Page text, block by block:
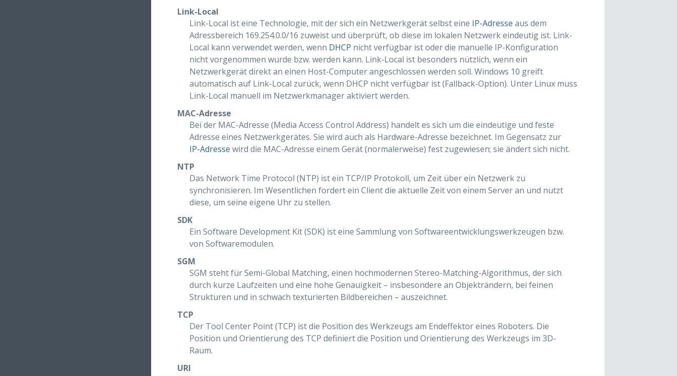
Link-Local
Link-Local ist eine Technologie, mit der sich ein Netzwerkgerät selbst eine IP-Adresse aus dem
Adressbereich 169.254.0.0/16 zuweist und überprüft, ob diese im lokalen Netzwerk eindeutig ist. Link-
Local kann verwendet werden, wenn DHCP nicht verfügbar ist oder die manuelle IP-Konfiguration
nicht vorgenommen wurde bzw. werden kann. Link-Local ist besonders nützlich, wenn ein
Netzwerkgerät direkt an einen Host-Computer angeschlossen werden soll. Windows 10 greift
automatisch auf Link-Local zurück, wenn DHCP nicht verfügbar ist (Fallback-Option). Unter Linux muss
Link-Local manuell im Netzwerkmanager aktiviert werden.
MAC-Adresse
Bei der MAC-Adresse (Media Access Control Address) handelt es sich um die eindeutige und feste
Adresse eines Netzwerkgerätes. Sie wird auch als Hardware-Adresse bezeichnet. Im Gegensatz zur
IP-Adresse wird die MAC-Adresse einem Gerät (normalerweise) fest zugewiesen; sie ändert sich nicht.
NTP
Das Network Time Protocol (NTP) ist ein TCP/IP Protokoll, um Zeit über ein Netzwerk zu
synchronisieren. Im Wesentlichen fordert ein Client die aktuelle Zeit von einem Server an und nutzt
diese, um seine eigene Uhr zu stellen.
SDK
Ein Software Development Kit (SDK) ist eine Sammlung von Softwareentwicklungswerkzeugen bzw.
von Softwaremodulen.
SGM
SGM steht für Semi-Global Matching, einen hochmodernen Stereo-Matching-Algorithmus, der sich
durch kurze Laufzeiten und eine hohe Genauigkeit – insbesondere an Objekträndern, bei feinen
Strukturen und in schwach texturierten Bildbereichen – auszeichnet.
TCP
Der Tool Center Point (TCP) ist die Position des Werkzeugs am Endeffektor eines Roboters. Die
Position und Orientierung des TCP definiert die Position und Orientierung des Werkzeugs im 3D-
Raum.
URI